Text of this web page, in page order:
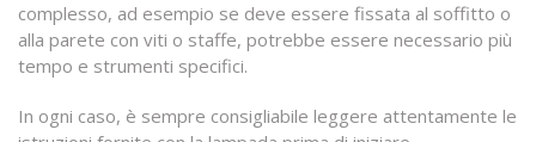
complesso, ad esempio se deve essere fissata al soffitto o
alla parete con viti o staffe, potrebbe essere necessario più
tempo e strumenti specifici.
In ogni caso, è sempre consigliabile leggere attentamente le